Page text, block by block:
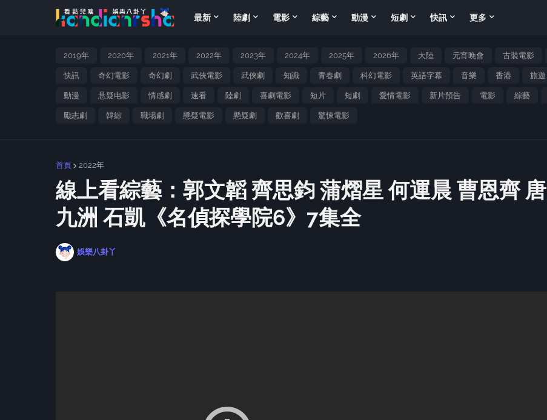
最新 陸劇 電影 綜藝 動漫 短劇 快訊 更多
2019年 2020年 2021年 2022年 2023年 2024年 2025年 2026年 大陸 元宵晚會 古裝電影
快訊 奇幻電影 奇幻劇 武俠電影 武俠劇 知識 青春劇 科幻電影 英語字幕 音樂 香港 旅遊
動漫 悬疑电影 情感劇 速看 陸劇 喜劇電影 短片 短劇 愛情電影 新片預告 電影 綜藝
勵志劇 韓綜 職場劇 懸疑電影 懸疑劇 歡喜劇 驚悚電影
首頁 2022年
線上看綜藝：郭文韜 齊思鈞 蒲熠星 何運晨 曹恩齊 唐
九洲 石凱《名偵探學院6》7集全
娛樂八卦丫